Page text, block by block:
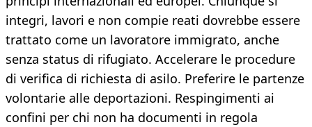
integri, lavori e non compie reati dovrebbe essere
trattato come un lavoratore immigrato, anche
senza status di rifugiato. Accelerare le procedure
di verifica di richiesta di asilo. Preferire le partenze
volontarie alle deportazioni. Respingimenti ai
confini per chi non ha documenti in regola